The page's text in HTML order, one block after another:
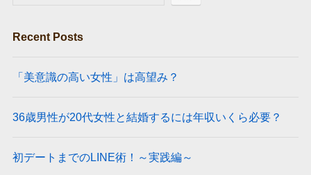
Recent Posts
「美意識の高い女性」は高望み？
36歳男性が20代女性と結婚するには年収いくら必要？
初デートまでのLINE術！～実践編～